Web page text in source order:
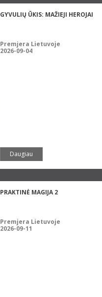
GYVULIŲ ŪKIS: MAŽIEJI HEROJAI
Premjera Lietuvoje
2026-09-04
Daugiau
PRAKTINĖ MAGIJA 2
Premjera Lietuvoje
2026-09-11